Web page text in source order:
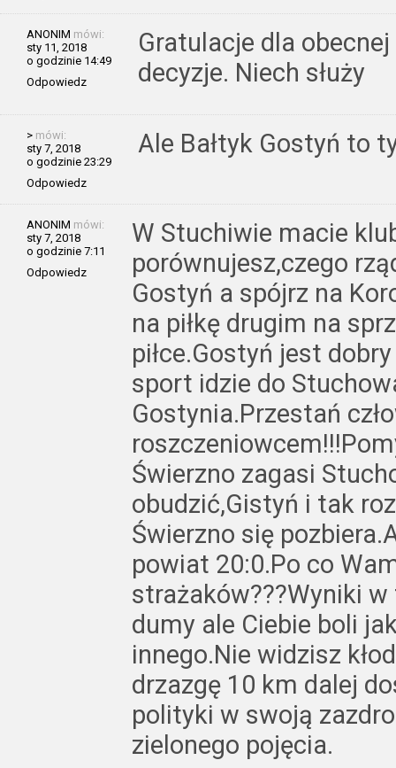
ANONIM mówi:
sty 11, 2018
o godzinie 14:49
Odpowiedz
Gratulacje dla
decyzje. Niech służy
> mówi:
sty 7, 2018
o godzinie 23:29
Odpowiedz
Ale Bałtyk Gostyń to
ANONIM mówi:
sty 7, 2018
o godzinie 7:11
Odpowiedz
W Stuchiwie macie
porównujesz,czego
Gostyń a spójrz na
na piłkę drugim na
piłce.Gostyń jest
sport idzie do
Gostynia.Przestań
Świerzno zagasi
obudzić,Gistyń i tak
Świerzno się
powiat 20:0.Po co
strażaków???Wyniki
dumy ale Ciebie boli
innego.Nie widzisz
drzazgę 10 km dalej
polityki w swoją
zielonego pojęcia.